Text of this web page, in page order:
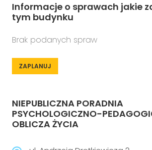
Informacje o sprawach jakie
tym budynku
Brak podanych spraw
ZAPLANUJ
NIEPUBLICZNA PORADNIA
PSYCHOLOGICZNO-
OBLICZA ŻYCIA